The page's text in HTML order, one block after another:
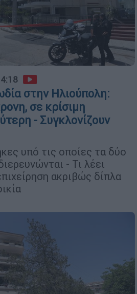
στην Ηλιούπολη:
σε κρίσιμη
- Συγκλονίζουν
υπό τις οποίες τα δύο
- Τι λέει
ακριβώς δίπλα